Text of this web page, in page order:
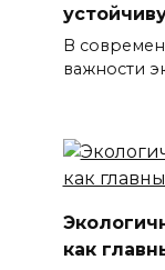
В
важности
как